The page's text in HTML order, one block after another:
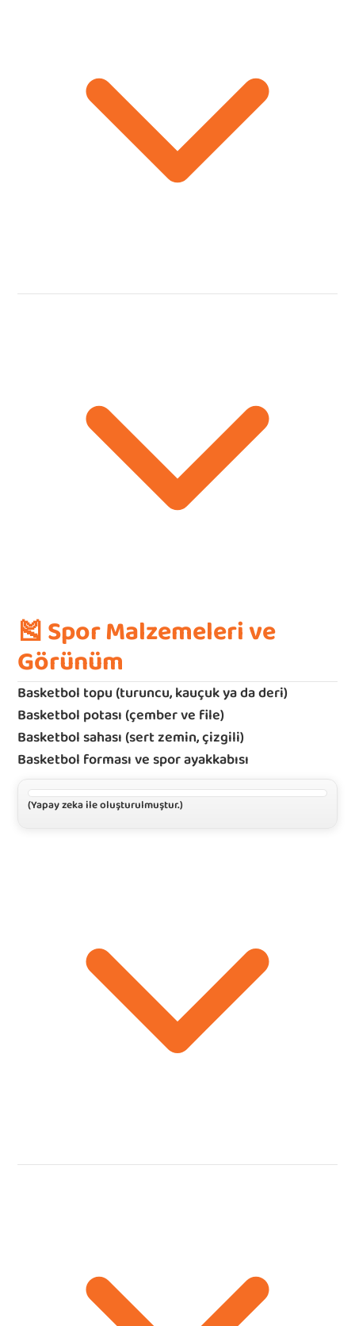
🎽 Spor Malzemeleri ve
Görünüm
Basketbol topu (turuncu, kauçuk ya da deri)
Basketbol potası (çember ve file)
Basketbol sahası (sert zemin, çizgili)
Basketbol forması ve spor ayakkabısı
(Yapay zeka ile oluşturulmuştur.)